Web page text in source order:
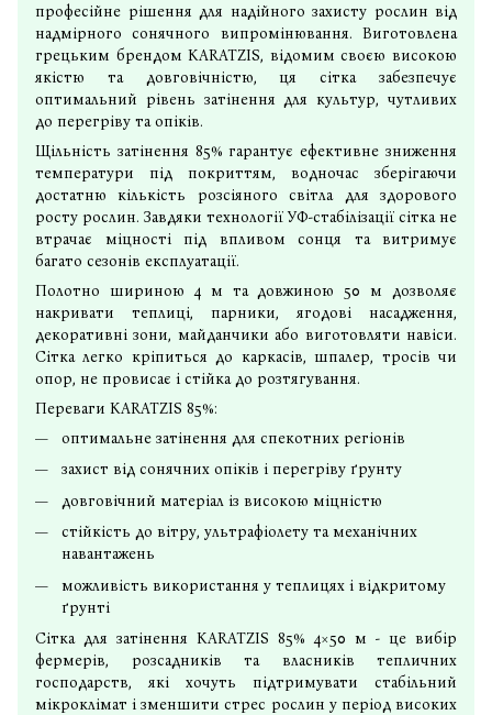
професійне рішення для надійного захисту рослин від
надмірного сонячного випромінювання. Виготовлена
грецьким брендом KARATZIS, відомим своєю високою
якістю та довговічністю, ця сітка забезпечує
оптимальний рівень затінення для культур, чутливих
до перегріву та опіків.
Щільність затінення 85% гарантує ефективне зниження
температури під покриттям, водночас зберігаючи
достатню кількість розсіяного світла для здорового
росту рослин. Завдяки технології УФ-стабілізації сітка не
втрачає міцності під впливом сонця та витримує
багато сезонів експлуатації.
Полотно шириною 4 м та довжиною 50 м дозволяє
накривати теплиці, парники, ягодові насадження,
декоративні зони, майданчики або виготовляти навіси.
Сітка легко кріпиться до каркасів, шпалер, тросів чи
опор, не провисає і стійка до розтягування.
Переваги KARATZIS 85%:
оптимальне затінення для спекотних регіонів
захист від сонячних опіків і перегріву ґрунту
довговічний матеріал із високою міцністю
стійкість до вітру, ультрафіолету та механічних
навантажень
можливість використання у теплицях і відкритому
ґрунті
Сітка для затінення KARATZIS 85% 4×50 м - це вибір
фермерів, розсадників та власників тепличних
господарств, які хочуть підтримувати стабільний
мікроклімат і зменшити стрес рослин у період високих